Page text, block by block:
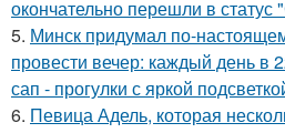
окончательно перешли в
5. Минск придумал по-
провести вечер: каждый день в
сап - прогулки с яркой
6. Певица Адель, которая